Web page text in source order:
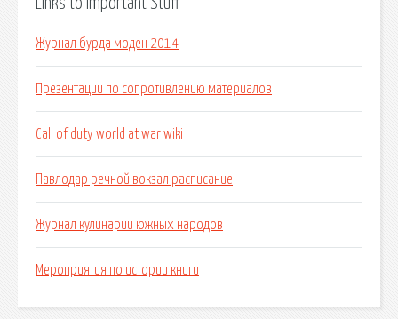
Журнал бурда моден 2014
Презентации по сопротивлению материалов
Call of duty world at war wiki
Павлодар речной вокзал расписание
Журнал кулинарии южных народов
Мероприятия по истории книги